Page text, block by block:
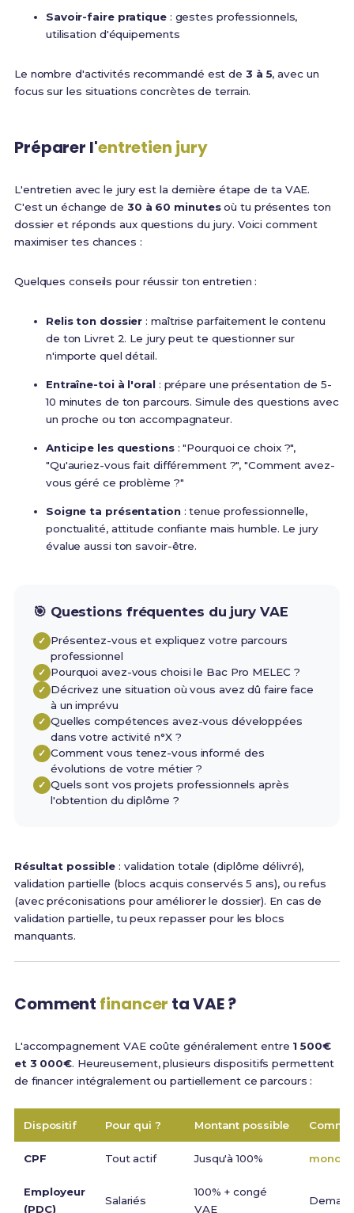
Savoir-faire pratique: gestes professionnels,
utilisation d'équipements
Le nombre d'activités recommandé est de 3 à 5, avec un
focus sur les situations concrètes de terrain.
Préparer l'entretien jury
L'entretien avec le jury est la dernière étape de ta VAE.
C'est un échange de 30 à 60 minutesoù tu présentes ton
dossier et réponds aux questions du jury. Voici comment
maximiser tes chances :
Quelques conseils pour réussir ton entretien :
Relis ton dossier : maîtrise parfaitement le contenu
de ton Livret 2. Le jury peut te questionner sur
n'importe quel détail.
Entraîne-toi à l'oral: prépare une présentation de 5-
10 minutes de ton parcours. Simule des questions avec
un proche ou ton accompagnateur.
Anticipe les questions: "Pourquoi ce choix ?",
"Qu'auriez-vous fait différemment ?", "Comment avez-
vous géré ce problème ?"
Soigne ta présentation: tenue professionnelle,
ponctualité, attitude confiante mais humble. Le jury
évalue aussi ton savoir-être.
🎯 Questions fréquentes du jury VAE
Présentez-vous et expliquez votre parcours
professionnel
Pourquoi avez-vous choisi le Bac Pro MELEC ?
Décrivez une situation où vous avez dû faire face
à un imprévu
Quelles compétences avez-vous développées
dans votre activité n°X ?
Comment vous tenez-vous informé des
évolutions de votre métier ?
Quels sont vos projets professionnels après
l'obtention du diplôme ?
Résultat possible : validation totale (diplôme délivré),
validation partielle (blocs acquis conservés 5 ans), ou refus
(avec préconisations pour améliorer le dossier). En cas de
validation partielle, tu peux repasser pour les blocs
manquants.
Comment financer ta VAE ?
L'accompagnement VAE coûte généralement entre 1 500€
et 3 000€. Heureusement, plusieurs dispositifs permettent
de financer intégralement ou partiellement ce parcours :
Dispositif Pour qui ? Montant possible
CPF Tout actif Jusqu'à 100%
Employeur
(PDC)
Salariés
100% + congé
VAE